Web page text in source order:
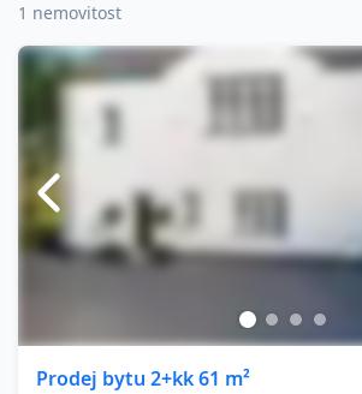
1 nemovitost
Prodej bytu 2+kk 61 m²